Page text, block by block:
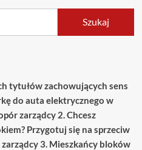
Szukaj
tytułów zachowujących sens
do auta elektrycznego w
zarządcy 2. Chcesz
Przygotuj się na sprzeciw
3. Mieszkańcy bloków